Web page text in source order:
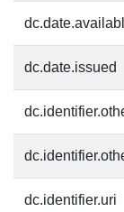
dc.date.issued
dc.identifier.uri